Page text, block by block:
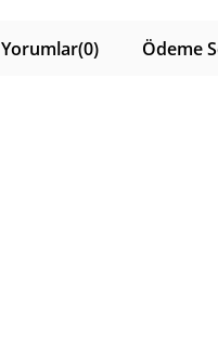
Yorumlar(0) Ödeme